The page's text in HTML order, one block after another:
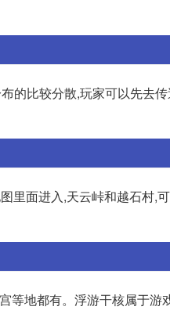
的比较分散,玩家可以先去
里面进入,天云峠和越石村,
等地都有。浮游干核属于游